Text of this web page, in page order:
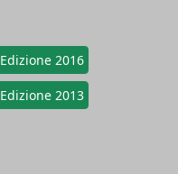
Edizione 2016
Edizione 2013